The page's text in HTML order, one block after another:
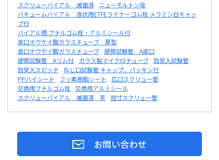
スクリューバイアル 滅菌済
ニューモルトン栓
バキュームバイアル 液状用ETFEライナーゴム栓 メラミン白キャッ
プ付
バイアル瓶 ブチルゴム栓・アルミシール付
直口ホウケイ酸ガラスチューブ 厚型
直口ホウケイ酸ガラスチューブ 硬質試験管 A直口
硬質試験管 Aリム付
ガラス製マイクロチューブ
目安入試験管
目安入スピッチ ねじ口試験管 キャップ、パッキン付
PPハイシート
フッ素樹脂シート
広口スクリュー管
交換用ブチルゴム栓 交換用アルミシール
スクリューバイアル 滅菌済 茶
短寸スクリュー管
お問い合わせ